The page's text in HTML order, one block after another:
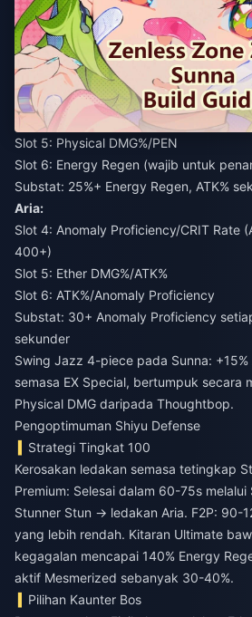
Slot 5: Physical DMG%/PEN
Slot 6: Energy Regen (wajib untuk
Substat: 25%+ Energy Regen, ATK%
Aria:
Slot 4: Anomaly Proficiency/CRIT Rate
400+)
Slot 5: Ether DMG%/ATK%
Slot 6: ATK%/Anomaly Proficiency
Substat: 30+ Anomaly Proficiency
sekunder
Swing Jazz 4-piece pada Sunna: +15%
semasa EX Special, bertumpuk
Physical DMG daripada Thoughtbop.
Pengoptimuman Shiyu Defense
Strategi Tingkat 100
Kerosakan ledakan semasa tetingkap
Premium: Selesai dalam 60-75s
Stunner Stun → ledakan Aria. F2P: 90-
yang lebih rendah. Kitaran Ultimate
kegagalan mencapai 140% Energy
aktif Mesmerized sebanyak 30-40%.
Pilihan Kaunter Bos